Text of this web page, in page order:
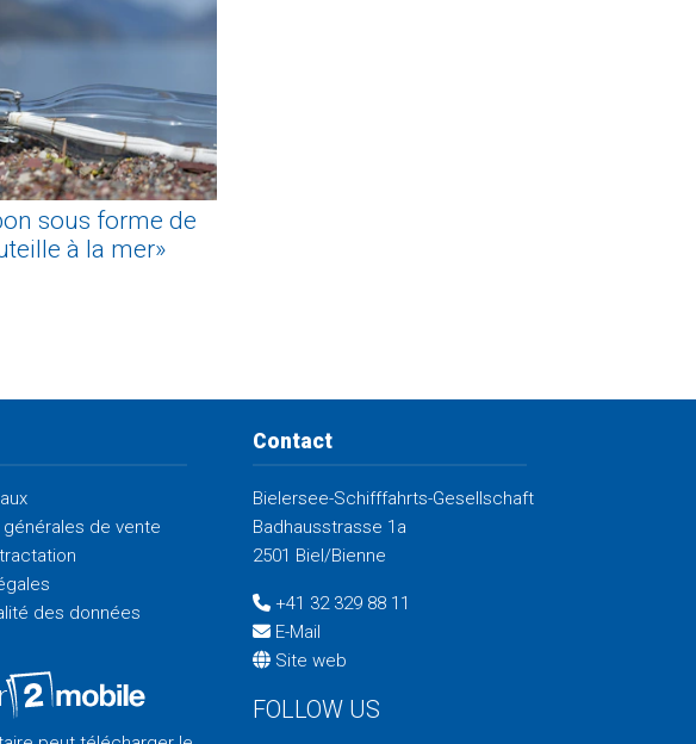
sous forme de
à la mer»
de vente
des données
Contact
Bielersee-Schifffahrts-Gesellschaft
Badhausstrasse 1a
2501 Biel/Bienne
+41 32 329 88 11
E-Mail
Site web
FOLLOW US